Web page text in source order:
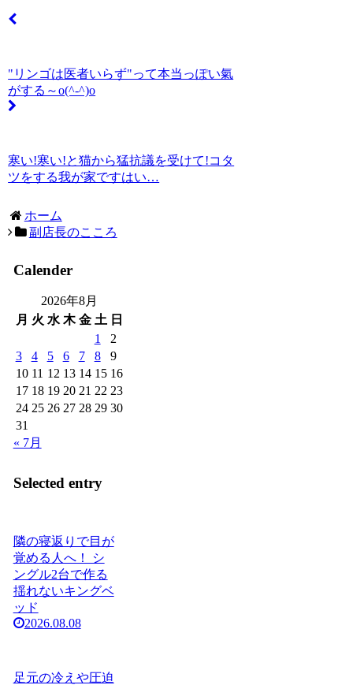
"リンゴは医者いらず"って本当っぽい氣
がする～o(^-^)o
寒い!寒い!と猫から猛抗議を受けて!コタ
ツをする我が家ですはい…
ホーム
副店長のこころ
Calender
2026年8月
月 火 水 木 金 土 日
1
2
3
4 5 6 7 8
9
10 11 12 13 14 15 16
17 18 19 20 21 22 23
24 25 26 27 28 29 30
31
« 7月
Selected entry
隣の寝返りで目が
覚める人へ！ シ
ングル2台で作る
揺れないキングベ
ッド
2026.08.08
足元の冷えや圧迫